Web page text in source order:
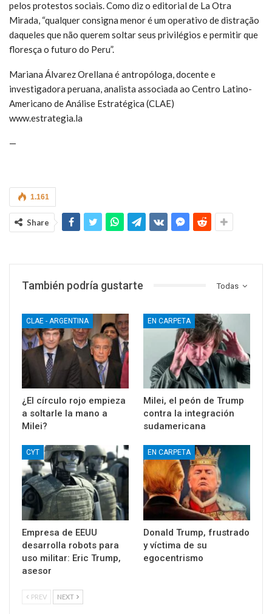
pelos protestos sociais. Como diz o editorial de La Otra
Mirada, “qualquer consigna menor é um operativo de distração
daqueles que não querem soltar seus privilégios e permitir que
floresça o futuro do Peru”.
Mariana Álvarez Orellana é antropóloga, docente e
investigadora peruana, analista associada ao Centro Latino-
Americano de Análise Estratégica (CLAE)
www.estrategia.la
—
1.161
Share
Todas
También podría gustarte
CLAE - ARGENTINA
¿El círculo rojo empieza
a soltarle la mano a
Milei?
EN CARPETA
Milei, el peón de Trump
contra la integración
sudamericana
CYT
Empresa de EEUU
desarrolla robots para
uso militar: Eric Trump,
asesor
EN CARPETA
Donald Trump, frustrado
y víctima de su
egocentrismo
PREV NEXT